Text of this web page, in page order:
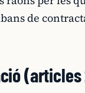
de
(articles